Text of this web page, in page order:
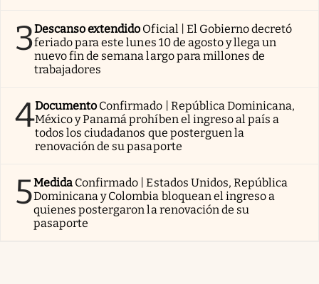
3Descanso extendido Oficial | El Gobierno decretó
feriado para este lunes 10 de agosto y llega un
nuevo fin de semana largo para millones de
trabajadores
4Documento Confirmado | República Dominicana,
México y Panamá prohíben el ingreso al país a
todos los ciudadanos que posterguen la
renovación de su pasaporte
5Medida Confirmado | Estados Unidos, República
Dominicana y Colombia bloquean el ingreso a
quienes postergaron la renovación de su
pasaporte